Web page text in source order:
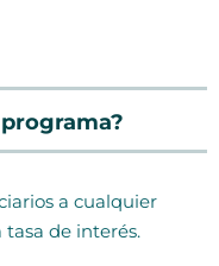
a cualquier
de interés.